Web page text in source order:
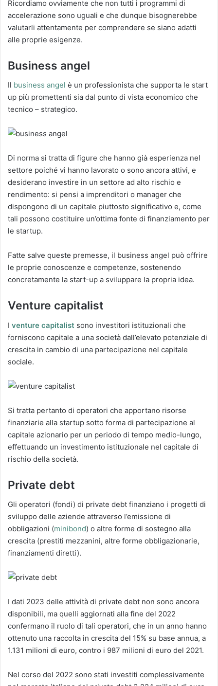
Ricordiamo ovviamente che non tutti i programmi di
accelerazione sono uguali e che dunque bisognerebbe
valutarli attentamente per comprendere se siano adatti
alle proprie esigenze.
Business angel
Il business angel è un professionista che supporta le start
up più promettenti sia dal punto di vista economico che
tecnico – strategico.
Di norma si tratta di figure che hanno già esperienza nel
settore poiché vi hanno lavorato o sono ancora attivi, e
desiderano investire in un settore ad alto rischio e
rendimento: si pensi a imprenditori o manager che
dispongono di un capitale piuttosto significativo e, come
tali possono costituire un’ottima fonte di finanziamento per
le startup.
Fatte salve queste premesse, il business angel può offrire
le proprie conoscenze e competenze, sostenendo
concretamente la start-up a sviluppare la propria idea.
Venture capitalist
I venture capitalist sono investitori istituzionali che
forniscono capitale a una società dall’elevato potenziale di
crescita in cambio di una partecipazione nel capitale
sociale.
Si tratta pertanto di operatori che apportano risorse
finanziarie alla startup sotto forma di partecipazione al
capitale azionario per un periodo di tempo medio-lungo,
effettuando un investimento istituzionale nel capitale di
rischio della società.
Private debt
Gli operatori (fondi) di private debt finanziano i progetti di
sviluppo delle aziende attraverso l’emissione di
obbligazioni (minibond) o altre forme di sostegno alla
crescita (prestiti mezzanini, altre forme obbligazionarie,
finanziamenti diretti).
I dati 2023 delle attività di private debt non sono ancora
disponibili, ma quelli aggiornati alla fine del 2022
confermano il ruolo di tali operatori, che in un anno hanno
ottenuto una raccolta in crescita del 15% su base annua, a
1.131 milioni di euro, contro i 987 milioni di euro del 2021.
Nel corso del 2022 sono stati investiti complessivamente